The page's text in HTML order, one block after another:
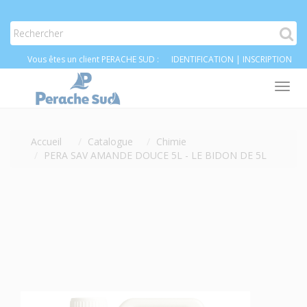
Vous êtes un client PERACHE SUD : IDENTIFICATION | INSCRIPTION
Accueil Catalogue
Chimie
PERA SAV AMANDE DOUCE 5L - LE BIDON DE 5L